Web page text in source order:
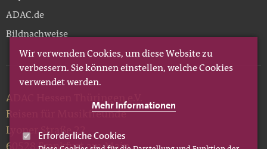
ADAC.de
Bildnachweise
ADAC Hessen Thüringen e.V.
Reisen für Musikfreunde
Lyoner Straße 22
60528 Frankfurt am Main
Wir verwenden Cookies, um diese Website zu
verbessern. Sie können einstellen, welche Cookies
verwendet werden.
Mehr Informationen
Erforderliche Cookies